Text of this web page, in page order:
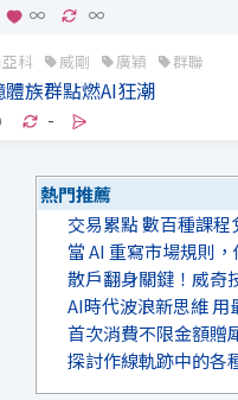
∞ ∞
科 威剛 廣穎 群聯
族群點燃AI狂潮
-
熱門推薦
交易累點 數百種課
當 AI 重寫市場規則
散戶翻身關鍵！威奇
AI時代波浪新思維 用
首次消費不限金額贈
探討作線軌跡中的各